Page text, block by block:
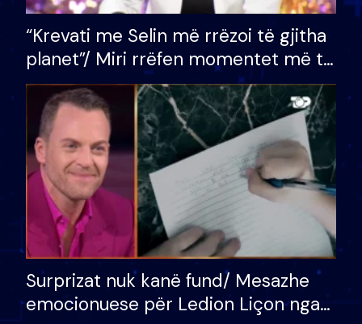
“Krevati me Selin më rrëzoi të gjitha
planet”/ Miri rrëfen momentet më të
bukura në shtëpinë e BB VIP: Do më
mungojë zilja e mëngjesit kur…
Surprizat nuk kanë fund/ Mesazhe
emocionuese për Ledion Liçon nga